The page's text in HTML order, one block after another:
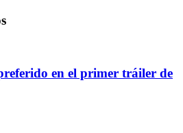
en el primer tráiler de